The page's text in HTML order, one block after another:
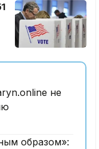
не
образом»: